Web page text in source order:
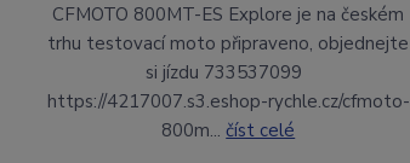
CFMOTO 800MT-ES Explore je na českém
trhu testovací moto připraveno, objednejte
si jízdu 733537099
https://4217007.s3.eshop-rychle.cz/cfmoto-
800m...číst celé